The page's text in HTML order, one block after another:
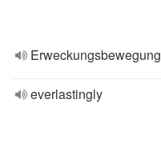
Erweckungsbewegung
everlastingly